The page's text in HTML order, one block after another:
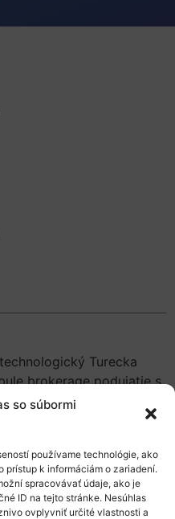
so súbormi
používame technológie, ako
prístup k informáciám o zariadení.
spracovávať údaje, ako je
ID na tejto stránke. Nesúhlas
ovplyvniť určité vlastnosti a
Turecka
brokerage podujatie s
výzvam pre Green
nájdete naweb
sa.